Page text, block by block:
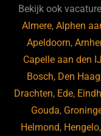
b
o
o
k
ky dI
n
Bekijk ook
Almere,Alphen
Apeldoorn,
Capelle aan den
Bosch, Den Haag
Drachten, Ede,
Gouda,
Helmond, Hengelo,